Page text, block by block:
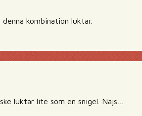
kombination luktar.
luktar lite som en snigel. Najs…